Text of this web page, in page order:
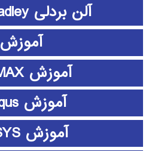
آلن بردلی Allen bradley
آموزش
آموزش 3D MAX
آموزش abaqus
آموزش ANSYS